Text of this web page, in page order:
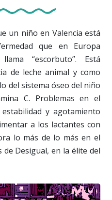
un niño en Valencia está
que en Europa
“escorbuto”. Está
de leche animal y como
del sistema óseo del niño
C. Problemas en el
y agotamiento
a los lactantes con
lo más de lo más en el
Desigual, en la élite del